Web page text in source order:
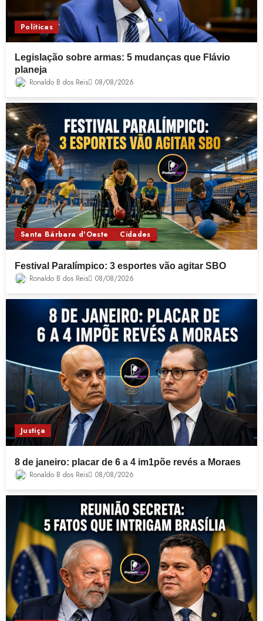
Políticas
Legislação sobre armas: 5 mudanças que Flávio
planeja
Ronaldo B dos Reis 08/08/2026
Santa Bárbara d'Oeste Cidades
Festival Paralímpico: 3 esportes vão agitar SBO
Ronaldo B dos Reis 08/08/2026
Justiça
8 de janeiro: placar de 6 a 4 im1põe revés a Moraes
Ronaldo B dos Reis 08/08/2026